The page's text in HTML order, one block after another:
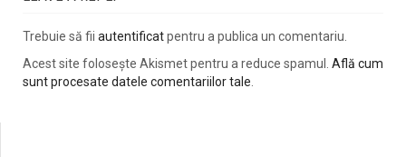
Trebuie să fii autentificatpentru a publica un comentariu.
Acest site folosește Akismet pentru a reduce spamul. Află cum
sunt procesate datele comentariilor tale